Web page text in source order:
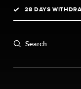
Skip to main
28 DAYS
Search